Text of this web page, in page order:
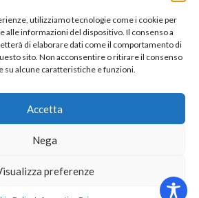
utilizziamo tecnologie come i cookie per
alle informazioni del dispositivo. Il consenso a
di elaborare dati come il comportamento di
sito. Non acconsentire o ritirare il consenso
su alcune caratteristiche e funzioni.
Accetta
Nega
preferenze
0
© 2022AccessoriCustom